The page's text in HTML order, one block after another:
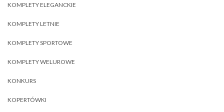
KOMPLETY ELEGANCKIE
KOMPLETY LETNIE
KOMPLETY SPORTOWE
KOMPLETY WELUROWE
KONKURS
KOPERTÓWKI